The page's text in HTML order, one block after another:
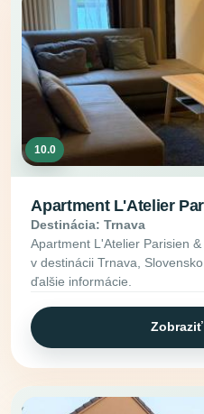
10.0
Apartment L'Atelier
Destinácia: Trnava
Apartment L'Atelier Parisien
v destinácii Trnava,
ďalšie informácie.